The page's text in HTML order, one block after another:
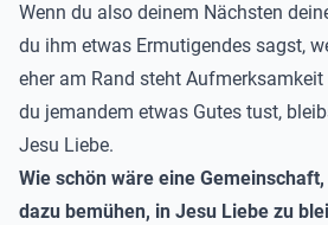
Wenn du also deinem Nächsten
du ihm etwas Ermutigendes sagst,
eher am Rand steht
du jemandem etwas Gutes tust,
Jesu Liebe.
Wie schön wäre eine
dazu bemühen, in Jesu Liebe zu